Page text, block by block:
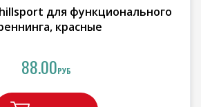
для функционального
красные
88.00РУБ